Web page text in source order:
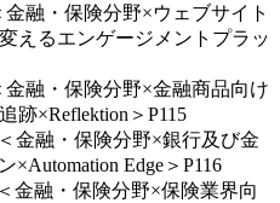
融・保険分野×ウェブサイト
えるエンゲージメントプラッ
融・保険分野×金融商品向け
跡×Reflektion＞P115
金融・保険分野×銀行及び金
Edge＞P116
金融・保険分野×保険業界向